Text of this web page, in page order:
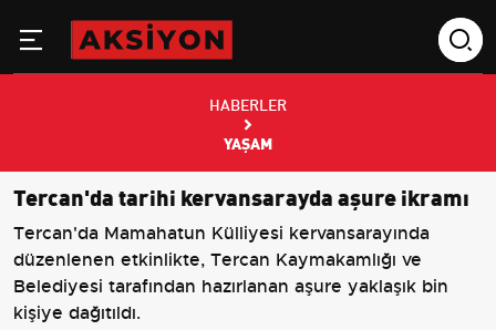
HABERLER
YAŞAM
Tercan'da tarihi kervansarayda aşure ikramı
Tercan'da Mamahatun Külliyesi kervansarayında
düzenlenen etkinlikte, Tercan Kaymakamlığı ve
Belediyesi tarafından hazırlanan aşure yaklaşık bin
kişiye dağıtıldı.